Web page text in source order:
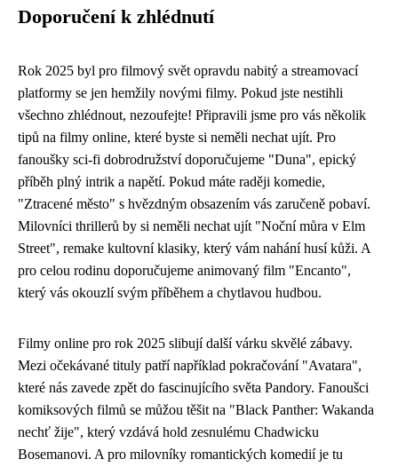
Doporučení k zhlédnutí
Rok 2025 byl pro filmový svět opravdu nabitý a streamovací
platformy se jen hemžily novými filmy. Pokud jste nestihli
všechno zhlédnout, nezoufejte! Připravili jsme pro vás několik
tipů na filmy online, které byste si neměli nechat ujít. Pro
fanoušky sci-fi dobrodružství doporučujeme "Duna", epický
příběh plný intrik a napětí. Pokud máte raději komedie,
"Ztracené město" s hvězdným obsazením vás zaručeně pobaví.
Milovníci thrillerů by si neměli nechat ujít "Noční můra v Elm
Street", remake kultovní klasiky, který vám nahání husí kůži. A
pro celou rodinu doporučujeme animovaný film "Encanto",
který vás okouzlí svým příběhem a chytlavou hudbou.
Filmy online pro rok 2025 slibují další várku skvělé zábavy.
Mezi očekávané tituly patří například pokračování "Avatara",
které nás zavede zpět do fascinujícího světa Pandory. Fanoušci
komiksových filmů se můžou těšit na "Black Panther: Wakanda
nechť žije", který vzdává hold zesnulému Chadwicku
Bosemanovi. A pro milovníky romantických komedií je tu